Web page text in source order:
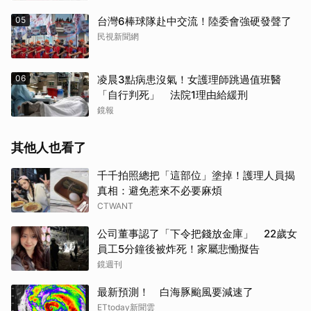
05 台灣6棒球隊赴中交流！陸委會強硬發聲了
民視新聞網
06
凌晨3點病患沒氣！女護理師跳過值班醫
「自行判死」 法院1理由給緩刑
鏡報
其他人也看了
千千拍照總把「這部位」塗掉！護理人員揭
真相：避免惹來不必要麻煩
CTWANT
公司董事認了「下令把錢放金庫」 22歲女
員工5分鐘後被炸死！家屬悲慟擬告
鏡週刊
最新預測！ 白海豚颱風要減速了
ETtoday新聞雲